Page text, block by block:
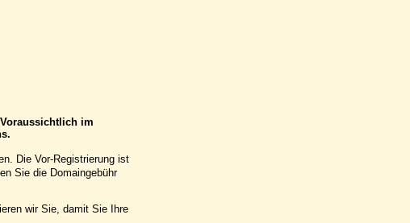
im
Die Vor-Registrierung ist
Sie die Domaingebühr
wir Sie, damit Sie Ihre